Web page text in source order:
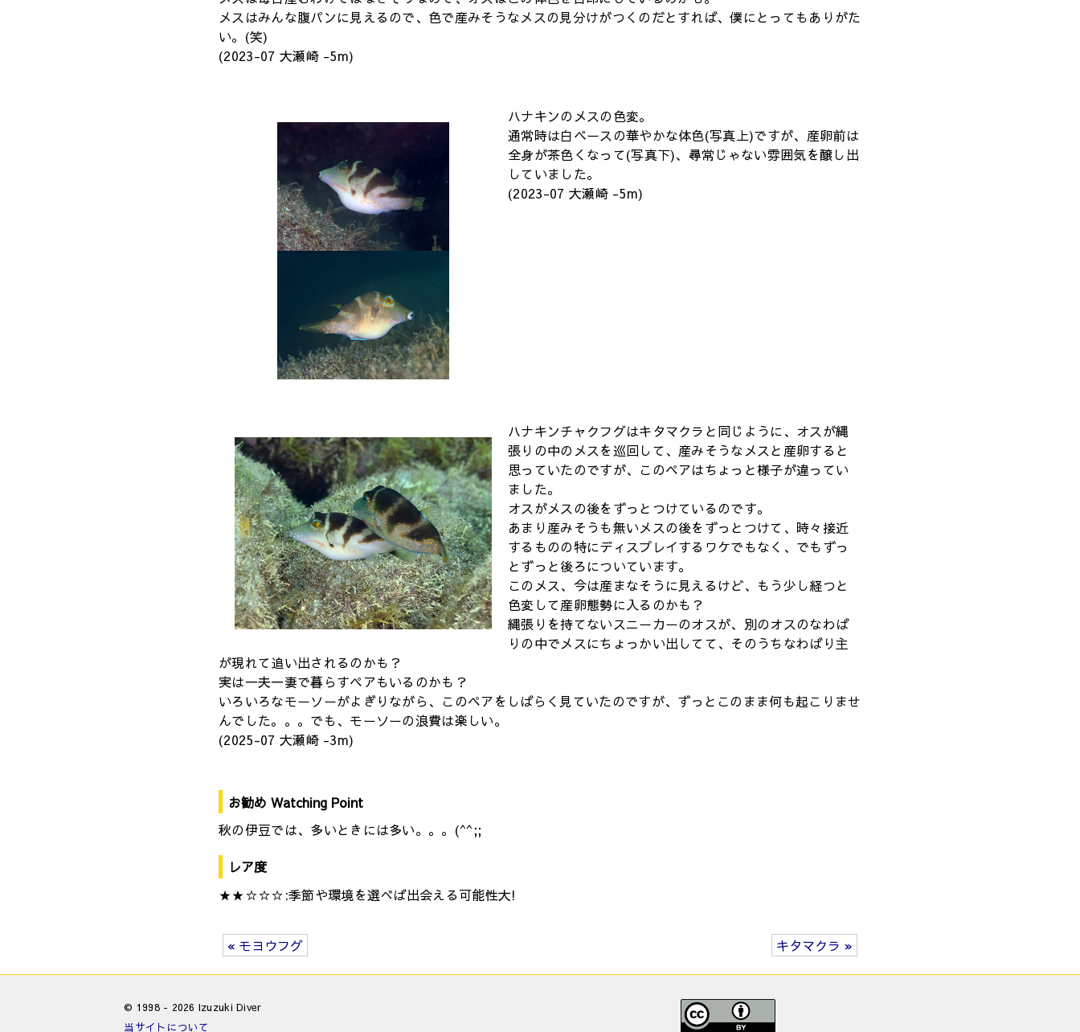
メスはみんな腹パンに見えるので、色で産みそうなメスの見分けがつくのだとすれば、僕にとってもありがた
い。(笑)
(2023-07 大瀬崎 -5m)
ハナキンのメスの色変。
通常時は白ベースの華やかな体色(写真上)ですが、産卵前は
全身が茶色くなって(写真下)、尋常じゃない雰囲気を醸し出
していました。
(2023-07 大瀬崎 -5m)
ハナキンチャクフグはキタマクラと同じように、オスが縄
張りの中のメスを巡回して、産みそうなメスと産卵すると
思っていたのですが、このペアはちょっと様子が違ってい
ました。
オスがメスの後をずっとつけているのです。
あまり産みそうも無いメスの後をずっとつけて、時々接近
するものの特にディスプレイするワケでもなく、でもずっ
とずっと後ろについています。
このメス、今は産まなそうに見えるけど、もう少し経つと
色変して産卵態勢に入るのかも？
縄張りを持てないスニーカーのオスが、別のオスのなわば
りの中でメスにちょっかい出してて、そのうちなわばり主
が現れて追い出されるのかも？
実は一夫一妻で暮らすペアもいるのかも？
いろいろなモーソーがよぎりながら、このペアをしばらく見ていたのですが、ずっとこのまま何も起こりませ
んでした。。。でも、モーソーの浪費は楽しい。
(2025-07 大瀬崎 -3m)
お勧め Watching Point
秋の伊豆では、多いときには多い。。。(^^;;
レア度
★★☆☆☆:季節や環境を選べば出会える可能性大!
« モヨウフグ キタマクラ »
© 1998 - 2026 Izuzuki Diver
当サイトについて